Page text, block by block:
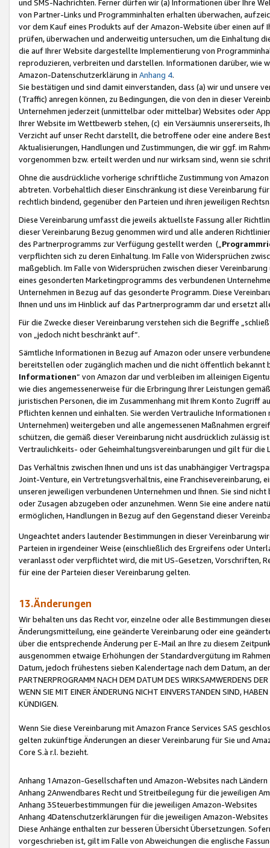
und SMS-Nachrichten. Ferner dürfen wir (a) Informationen über Ihre
von Partner-Links und Programminhalten erhalten überwachen,
vor dem Kauf eines Produkts auf der Amazon-Website über einen
prüfen, überwachen und anderweitig untersuchen, um die Einhaltung
die auf Ihrer Website dargestellte Implementierung von
reproduzieren, verbreiten und darstellen. Informationen darüber, wie
Amazon-Datenschutzerklärung in Anhang 4.
Sie bestätigen und sind damit einverstanden, dass (a) wir und
(Traffic) anregen können, zu Bedingungen, die von den in dieser
Unternehmen jederzeit (unmittelbar oder mittelbar) Websites oder
Ihrer Website im Wettbewerb stehen, (c) ein Versäumnis unsererseits,
Verzicht auf unser Recht darstellt, die betroffene oder eine andere
Aktualisierungen, Handlungen und Zustimmungen, die wir ggf. im
vorgenommen bzw. erteilt werden und nur wirksam sind, wenn sie
Ohne die ausdrückliche vorherige schriftliche Zustimmung von
abtreten. Vorbehaltlich dieser Einschränkung ist diese Vereinbarung
rechtlich bindend, gegenüber den Parteien und ihren jeweiligen
Diese Vereinbarung umfasst die jeweils aktuellste Fassung aller
dieser Vereinbarung Bezug genommen wird und alle anderen
des Partnerprogramms zur Verfügung gestellt werden („
verpflichten sich zu deren Einhaltung. Im Falle von Widersprüchen
maßgeblich. Im Falle von Widersprüchen zwischen dieser
eines gesonderten Marketingprogramms des verbundenen
Unternehmen in Bezug auf das gesonderte Programm. Diese
Ihnen und uns im Hinblick auf das Partnerprogramm dar und ersetzt
Für die Zwecke dieser Vereinbarung verstehen sich die Begriffe
von „jedoch nicht beschränkt auf“.
Sämtliche Informationen in Bezug auf Amazon oder unsere
bereitstellen oder zugänglich machen und die nicht öffentlich
Informationen“ von Amazon dar und verbleiben im alleinigen
wie dies angemessenerweise für die Erbringung Ihrer Leistungen
juristischen Personen, die im Zusammenhang mit Ihrem Konto
Pflichten kennen und einhalten. Sie werden Vertrauliche
Unternehmen) weitergeben und alle angemessenen Maßnahmen
schützen, die gemäß dieser Vereinbarung nicht ausdrücklich zulässig
Vertraulichkeits- oder Geheimhaltungsvereinbarungen und gilt für die
Das Verhältnis zwischen Ihnen und uns ist das unabhängiger
Joint-Venture, ein Vertretungsverhältnis, eine Franchisevereinbarung,
unseren jeweiligen verbundenen Unternehmen und Ihnen. Sie sind
oder Zusagen abzugeben oder anzunehmen. Wenn Sie eine andere
ermöglichen, Handlungen in Bezug auf den Gegenstand dieser
Ungeachtet anders lautender Bestimmungen in dieser Vereinbarung
Parteien in irgendeiner Weise (einschließlich des Ergreifens oder
veranlasst oder verpflichtet wird, die mit US-Gesetzen, Vorschriften,
für eine der Parteien dieser Vereinbarung gelten.
13.Änderungen
Wir behalten uns das Recht vor, einzelne oder alle Bestimmungen
Änderungsmitteilung, eine geänderte Vereinbarung oder eine
über die entsprechende Änderung per E-Mail an Ihre zu diesem
ausgenommen etwaige Erhöhungen der Standardvergütung im
Datum, jedoch frühestens sieben Kalendertage nach dem Datum, an
PARTNERPROGRAMM NACH DEM DATUM DES WIRKSAMWERDENS
WENN SIE MIT EINER ÄNDERUNG NICHT EINVERSTANDEN SIND,
KÜNDIGEN.
Wenn Sie diese Vereinbarung mit Amazon France Services SAS
gelten zukünftige Änderungen an dieser Vereinbarung für Sie und
Core S.à r.l. bezieht.
Anhang 1Amazon-Gesellschaften und Amazon-Websites nach Ländern
Anhang 2Anwendbares Recht und Streitbeilegung für die jeweiligen
Anhang 3Steuerbestimmungen für die jeweiligen Amazon-Websites
Anhang 4Datenschutzerklärungen für die jeweiligen Amazon-Websites
Diese Anhänge enthalten zur besseren Übersicht Übersetzungen.
vorgeschrieben ist, gilt im Falle von Abweichungen die englische